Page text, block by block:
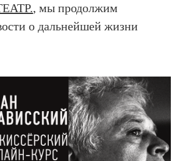
, мы продолжим
о дальнейшей жизни